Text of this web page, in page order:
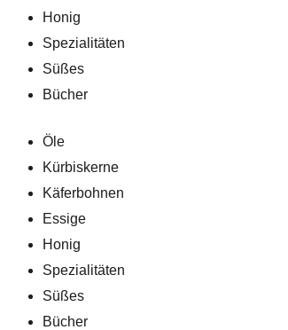
Honig
Spezialitäten
Süßes
Bücher
Öle
Kürbiskerne
Käferbohnen
Essige
Honig
Spezialitäten
Süßes
Bücher